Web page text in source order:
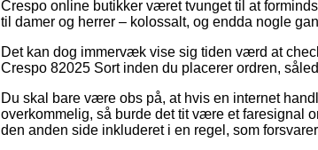
Crespo online butikker været tvunget til at
til damer og herrer – kolossalt, og endda nogle
Det kan dog immervæk vise sig tiden værd at
Crespo 82025 Sort inden du placerer ordren,
Du skal bare være obs på, at hvis en internet
overkommelig, så burde det tit være et faresignal
den anden side inkluderet i en regel, som